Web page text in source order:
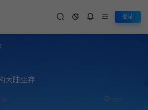
登录
大陆生存
12 7,171